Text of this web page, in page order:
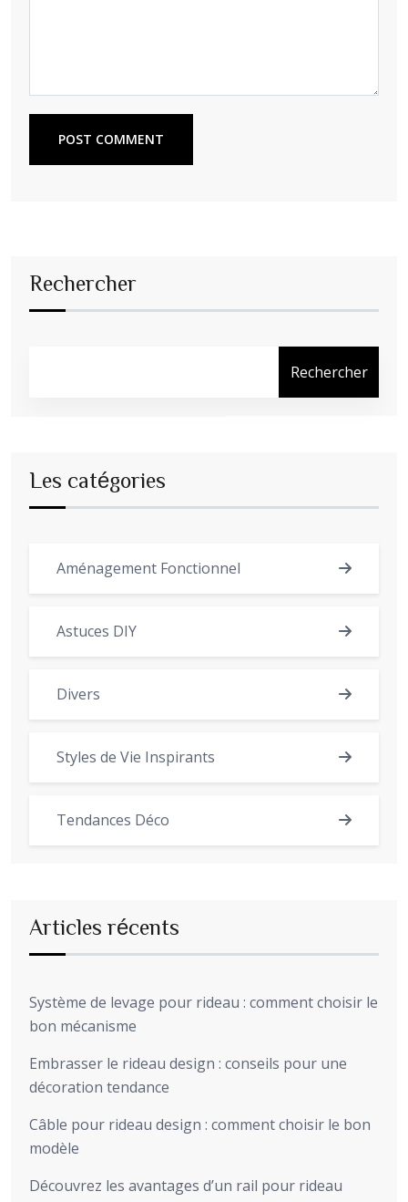
POST COMMENT
Rechercher
Rechercher
Les catégories
Aménagement Fonctionnel
Astuces DIY
Divers
Styles de Vie Inspirants
Tendances Déco
Articles récents
Système de levage pour rideau : comment choisir le
bon mécanisme
Embrasser le rideau design : conseils pour une
décoration tendance
Câble pour rideau design : comment choisir le bon
modèle
Découvrez les avantages d’un rail pour rideau